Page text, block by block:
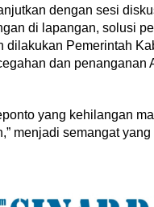
dengan sesi
di lapangan, solusi
dilakukan Pemerintah
dan penanganan
yang kehilangan
menjadi semangat
dalam Pembukaan